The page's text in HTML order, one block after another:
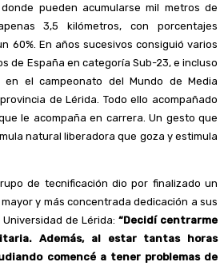
pueden acumularse mil metros de
3,5 kilómetros, con porcentajes
60%. En años sucesivos consiguió varios
de España en categoría Sub-23, e incluso
el campeonato del Mundo de Media
de Lérida. Todo ello acompañado
le acompaña en carrera. Un gesto que
natural liberadora que goza y estimula
de tecnificación dio por finalizado un
y más concentrada dedicación a sus
de Lérida: “Decidí centrarme
Además, al estar tantas horas
comencé a tener problemas de